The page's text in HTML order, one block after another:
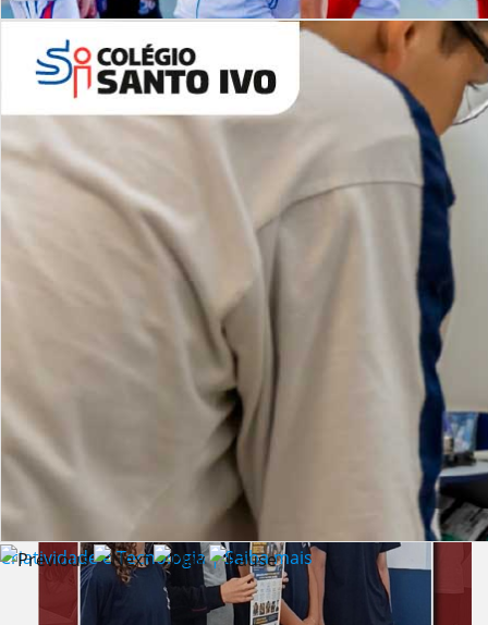
Desafios | Saiba mais
Criatividade e Tecnologia | Saiba mais